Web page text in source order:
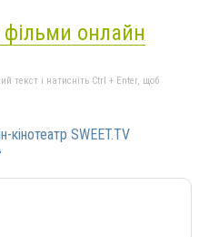
онлайн
текст і натисніть Ctrl + Enter, щоб
кінотеатр SWEET.TV